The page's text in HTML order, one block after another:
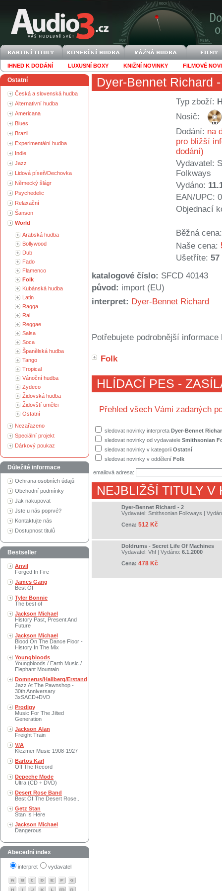
IHNED K DODÁNÍ LUXUSNÍ BOXY KNIŽNÍ NOVINKY FILMOVÉ
Ostatní
Česká a slovenská hudba
Alternativní hudba
Americana
Blues
Brazil
Experimentální hudba
Indie
Jazz
Lidová píseň/Dechovka
Německý šlágr
Psychedelic
Relaxační
Šanson
World
Arabská hudba
Bollywood
Dub
Fado
Flamenco
Folk
Kubánská hudba
Latin
Ragga
Rai
Reggae
Salsa
Soca
Španělská hudba
Tango
Tropical
Vánoční hudba
Zydeco
Židovská hudba
Židovští umělci
Ostatní
Nezařazeno
Speciální projekt
Dárkový poukaz
Důležité informace
Ochrana osobních údajů
Obchodní podmínky
Jak nakupovat
Jste u nás poprvé?
Kontaktujte nás
Dostupnost titulů
Bestseller
Anvil
Forged In Fire
James Gang
Best Of
Tyler Bonnie
The best of
Jackson Michael
History Past, Present And
Future
Jackson Michael
Blood On The Dance Floor -
History In The Mix
Youngbloods
Youngbloods / Earth Music /
Elephant Mountain
Domnerus/Hallberg/Erstand
Jazz At The Pawnshop -
30th Anniversary
3xSACD+DVD
Prodigy
Music For The Jilted
Generation
Jackson Alan
Freight Train
V/A
Klezmer Music 1908-1927
Bartos Karl
Off The Record
Depeche Mode
Ultra (CD + DVD)
Desert Rose Band
Best Of The Desert Rose..
Getz Stan
Stan Is Here
Jackson Michael
Dangerous
Abecední index
interpret vydavatel
Dyer-Bennet Richard
Typ zboží:
Nosič:
Dodání: na
pro bližší
dodání)
Vydavatel:
Folkways
Vydáno:
EAN/UPC:
Objednací
Běžná cena:
Naše cena:
Ušetříte: 57
katalogové číslo: SFCD 40143
původ: import (EU)
interpret: Dyer-Bennet Richard
Potřebujete podrobnější
Folk
HLÍDACÍ PES -
Přehled všech Vámi zadaných
sledovat novinky interpreta Dyer-Bennet
sledovat novinky od vydavatele Smithsonian
sledovat novinky v kategorii Ostatní
sledovat novinky v oddělení Folk
emailová adresa:
NEJBLIŽŠÍ TITULY V
Dyer-Bennet Richard - 2
Vydavatel: Smithsonian Folkways |
Cena: 512 Kč
Doldrums - Secret Life Of Machines
Vydavatel: Vhf | Vydáno: 6.1.2000
Cena: 478 Kč